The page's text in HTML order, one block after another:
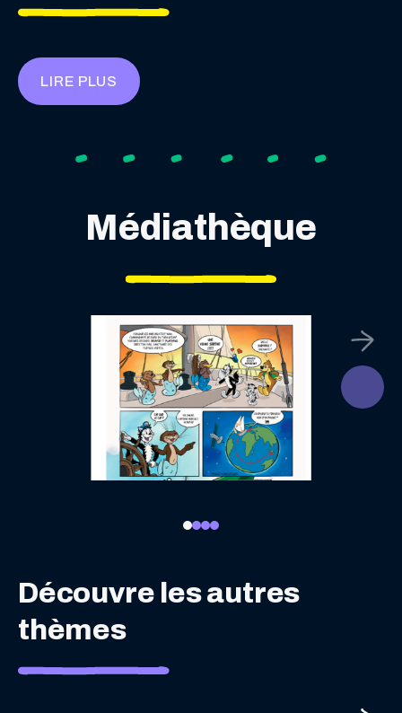
LIRE PLUS
Médiathèque
Découvre les autres
thèmes